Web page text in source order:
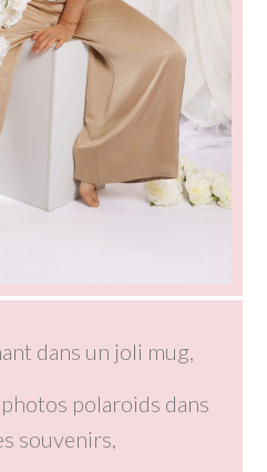
dans un joli mug,
polaroids dans
souvenirs,